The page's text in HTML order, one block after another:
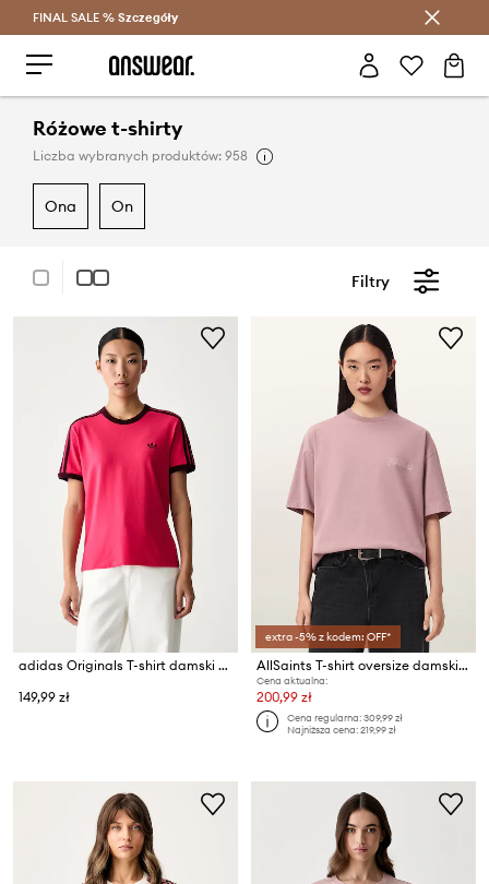
Oszczędzaj z Answear Club >
FINAL SALE % Szczegóły
Różowe t-shirty
Liczba wybranych produktów: 958
ona on
Filtry
adidas Originals T-shirt damski bawełniany z elastanem
149,99 zł
extra -5% z kodem: OFF*
AllSaints T-shirt oversize damski bawełniany ODYSSEY ETTA TEE
Cena aktualna:
200,99 zł
Cena regularna:309,99 zł
Najniższa cena:219,99 zł